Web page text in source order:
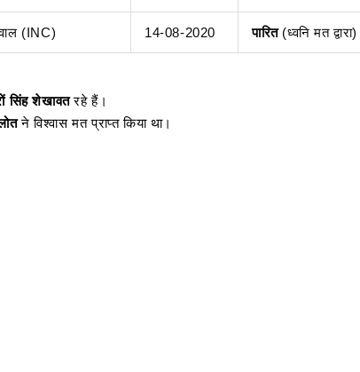
(INC) 14-08-2020 पारित(ध्वनि मत द्वारा)
सिंह शेखावतरहे हैं।
ने विश्वास मत प्राप्त किया था।